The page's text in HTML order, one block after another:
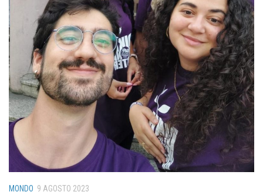
MONDO 9 AGOSTO 2023